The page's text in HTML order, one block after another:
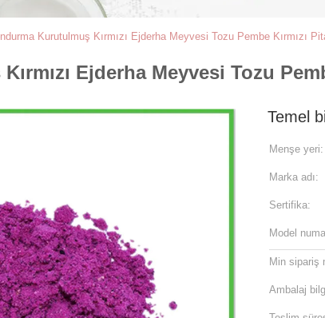
Kurutulmuş Kırmızı Ejderha Meyvesi Tozu Pembe Kırmızı
Ejderha Meyvesi Tozu
Temel
Menşe yeri:
Marka adı:
Sertifika:
Model
Min sipariş
Ambalaj